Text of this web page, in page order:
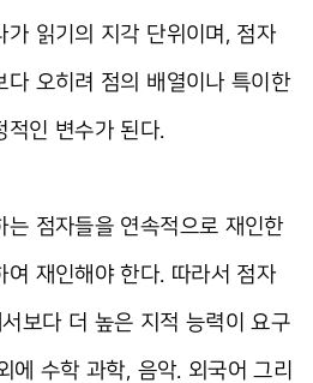
가 읽기의 지각 단위이며, 점자
다 오히려 점의 배열이나 특이한
적인 변수가 된다.
는 점자들을 연속적으로 재인한
여 재인해야 한다. 따라서 점자
보다 더 높은 지적 능력이 요구
에 수학 과학, 음악. 외국어 그리